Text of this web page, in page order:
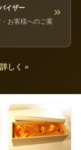
イザー
お客様へのご案
»
しく »